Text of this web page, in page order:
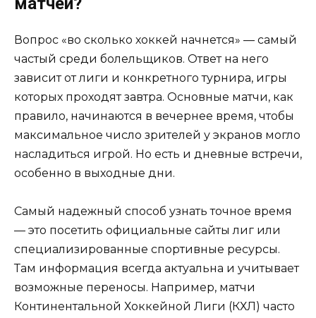
Вопрос «во сколько хоккей начнется» — самый
частый среди болельщиков. Ответ на него
зависит от лиги и конкретного турнира, игры
которых проходят завтра. Основные матчи, как
правило, начинаются в вечернее время, чтобы
максимальное число зрителей у экранов могло
насладиться игрой. Но есть и дневные встречи,
особенно в выходные дни.
Самый надежный способ узнать точное время
— это посетить официальные сайты лиг или
специализированные спортивные ресурсы.
Там информация всегда актуальна и учитывает
возможные переносы. Например, матчи
Континентальной Хоккейной Лиги (КХЛ) часто